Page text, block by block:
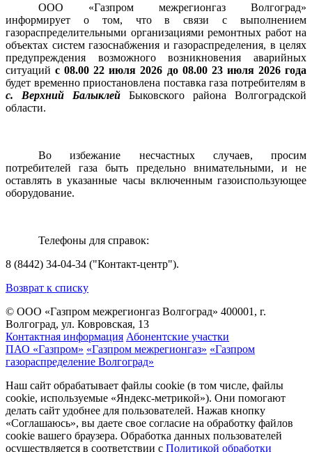
ООО «Газпром межрегионгаз Волгоград»
информирует о том, что в связи с выполнением
газораспределительными организациями ремонтных работ на
объектах систем газоснабжения и газораспределения, в целях
предупреждения возможного возникновения аварийных
ситуацийс 08.00 22 июля 2026 до 08.00 23 июля 2026 года
будет временно приостановлена поставка газа потребителям в
с. Верхний Балыклей Быковского района Волгоградской
области.
Во избежание несчастных случаев, просим
потребителей газа быть предельно внимательными, и не
оставлять в указанные часы включенным газоиспользующее
оборудование.
Телефоны для справок:
8 (8442) 34-04-34 ("Контакт-центр").
Возврат к списку
© ООО «Газпром межрегионгаз Волгоград» 400001, г.
Волгоград, ул. Ковровская, 13
Контактная информация Абонентские участки
ПАО «Газпром» «Газпром межрегионгаз» «Газпром
газораспределение Волгоград»
Наш сайт обрабатывает файлы cookie (в том числе, файлы
cookie, используемые «Яндекс-метрикой»). Они помогают
делать сайт удобнее для пользователей. Нажав кнопку
«Соглашаюсь», вы даете свое согласие на обработку файлов
cookie вашего браузера. Обработка данных пользователей
осуществляется в соответствии с Политикой обработки